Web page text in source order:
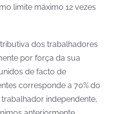
limite máximo 12 vezes
dos trabalhadores
por força da sua
de facto de
corresponde a 70% do
independente,